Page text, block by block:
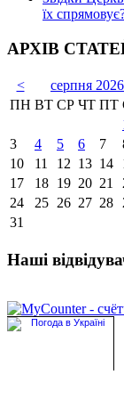
їх
АРХІВ
< серпня 2026
ПН ВТ СР ЧТ ПТ
3
4 5 6 7
10
11 12 13 14
17
18 19 20 21
24
25 26 27 28
31
Наші